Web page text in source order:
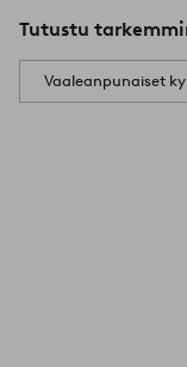
Tutustu
Vaaleanpunaiset